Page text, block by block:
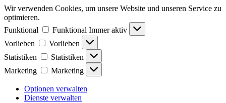
Wir verwenden Cookies, um unsere Website und unseren Service zu
optimieren.
Funktional
Funktional Immer aktiv
Vorlieben
Vorlieben
Statistiken
Statistiken
Marketing
Marketing
Optionen verwalten
Dienste verwalten